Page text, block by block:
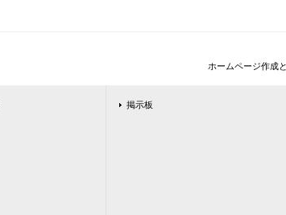
ホームページ作成
掲示板